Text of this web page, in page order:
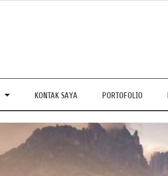
KONTAK SAYA PORTOFOLIO